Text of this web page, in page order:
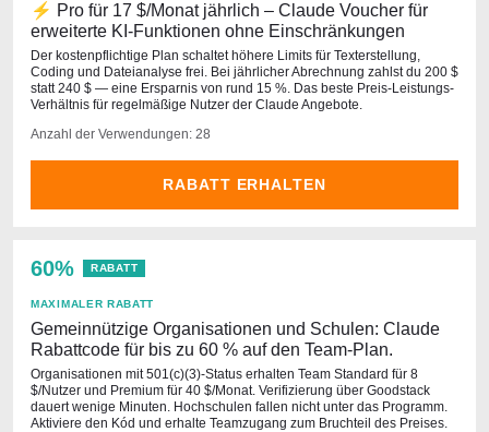
⚡ Pro für 17 $/Monat jährlich – Claude Voucher für
erweiterte KI-Funktionen ohne Einschränkungen
Der kostenpflichtige Plan schaltet höhere Limits für Texterstellung,
Coding und Dateianalyse frei. Bei jährlicher Abrechnung zahlst du 200 $
statt 240 $ — eine Ersparnis von rund 15 %. Das beste Preis-Leistungs-
Verhältnis für regelmäßige Nutzer der Claude Angebote.
Anzahl der Verwendungen: 28
RABATT ERHALTEN
60% RABATT
MAXIMALER RABATT
Gemeinnützige Organisationen und Schulen: Claude
Rabattcode für bis zu 60 % auf den Team-Plan.
Organisationen mit 501(c)(3)-Status erhalten Team Standard für 8
$/Nutzer und Premium für 40 $/Monat. Verifizierung über Goodstack
dauert wenige Minuten. Hochschulen fallen nicht unter das Programm.
Aktiviere den Kód und erhalte Teamzugang zum Bruchteil des Preises.